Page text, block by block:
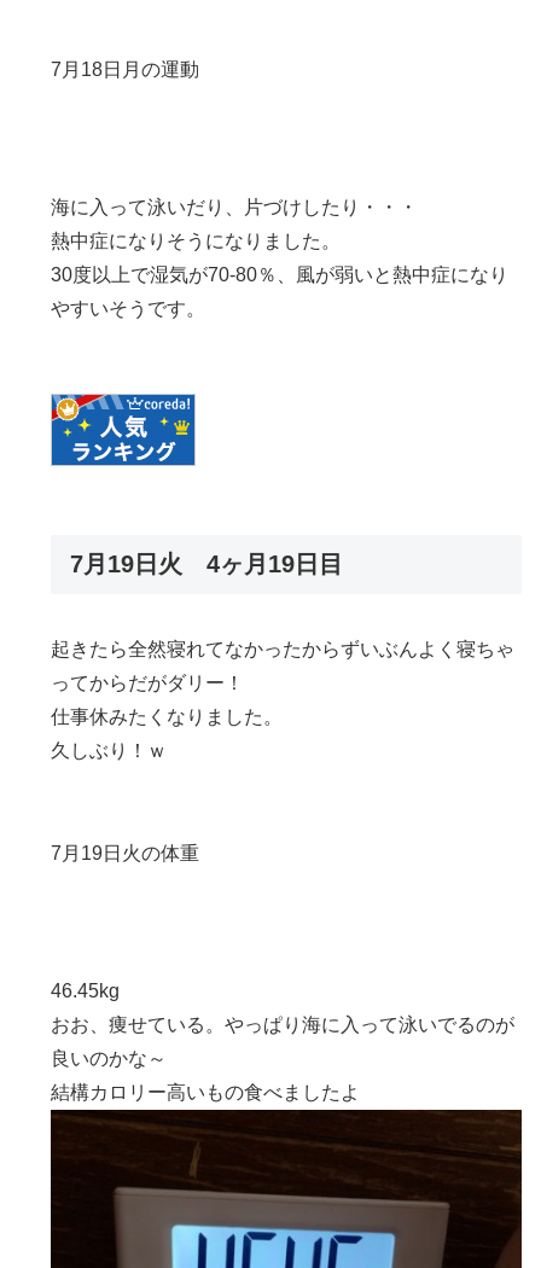
7月18日月の運動
海に入って泳いだり、片づけしたり・・・
熱中症になりそうになりました。
30度以上で湿気が70-80％、風が弱いと熱中症になり
やすいそうです。
7月19日火 4ヶ月19日目
起きたら全然寝れてなかったからずいぶんよく寝ちゃ
ってからだがダリー！
仕事休みたくなりました。
久しぶり！ｗ
7月19日火の体重
46.45kg
おお、痩せている。やっぱり海に入って泳いでるのが
良いのかな～
結構カロリー高いもの食べましたよ